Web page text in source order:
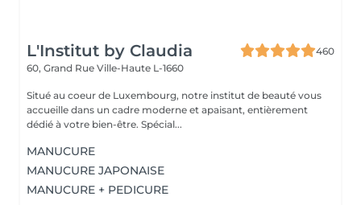
L'Institut by Claudia
460
60, Grand Rue Ville-Haute L-1660
Situé au coeur de Luxembourg, notre institut de beauté vous
accueille dans un cadre moderne et apaisant, entièrement
dédié à votre bien-être. Spécial...
MANUCURE
MANUCURE JAPONAISE
MANUCURE + PEDICURE